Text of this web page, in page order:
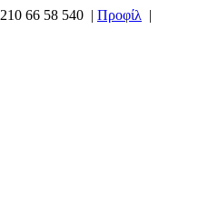
210 66 58 540 | Προφίλ |